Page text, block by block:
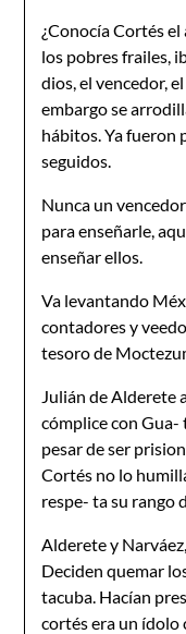
¿Conocía Cortés
los pobres frailes,
dios, el vencedor,
embargo se
hábitos. Ya fueron
seguidos.
Nunca un
para enseñarle,
enseñar ellos.
Va levantando
contadores y
tesoro de
Julián de Alderete
cómplice con Gua-
pesar de ser
Cortés no lo
respe- ta su rango
Alderete y
Deciden quemar
tacuba. Hacían
cortés era un ídolo